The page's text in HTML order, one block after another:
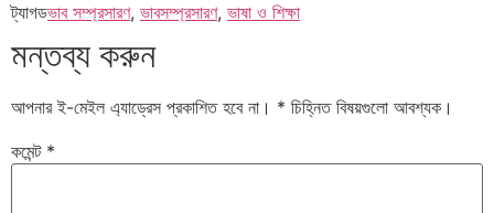
ট্যাগডভাব সম্প্রসারণ, ভাবসম্প্রসারণ, ভাষা ও শিক্ষা
মন্তব্য করুন
আপনার ই-মেইল এ্যাড্রেস প্রকাশিত হবে না। * চিহ্নিত বিষয়গুলো আবশ্যক।
কমেন্ট *